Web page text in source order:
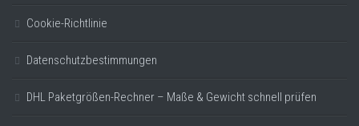
Cookie-Richtlinie
Datenschutzbestimmungen
DHL Paketgrößen-Rechner – Maße & Gewicht schnell prüfen